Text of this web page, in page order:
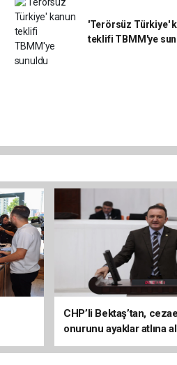
'Terörsüz Türkiye'
teklifi TBMM'ye
CHP’li Bektaş’tan,
onurunu ayaklar atlına
mekânlara